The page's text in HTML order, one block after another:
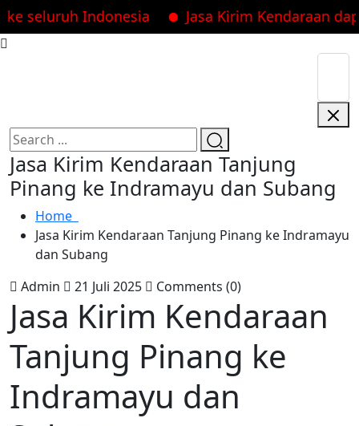
Indonesia Jasa Kirim Kendaraan
Jasa Kirim Kendaraan Tanjung
Pinang ke Indramayu dan Subang
Home
Jasa Kirim Kendaraan Tanjung Pinang ke Indramayu
dan Subang
Admin
21 Juli 2025 Comments (0)
Jasa Kirim Kendaraan
Tanjung Pinang ke
Indramayu dan